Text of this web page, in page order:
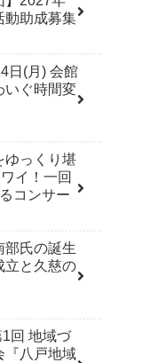
動助成募集
日(月) 会館
いぐ時間変
ゆっくり堪
イ！一回
コンサー
部氏の誕生
立と久慈の
回 地域づ
『八戸地域